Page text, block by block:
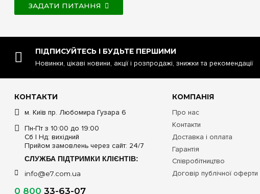
ЗАДАТИ ПИТАННЯ
ПІДПИСУЙТЕСЬ І БУДЬТЕ ПЕРШИМИ
Новинки, цікаві новини, акції і розпродажі, знижки та рекомендації
КОНТАКТИ
м. Київ пр. Любомира Гузара 6
Пн-Пт з 10:00 до 19:00
Сб | Нд: вихідний
Прийом замовлень через сайт: 24/7
СЛУЖБА ПІДТРИМКИ КЛІЄНТІВ:
info@e7.com.ua
0 800 33-63-07
КОМПАНІЯ
Про нас
Контакти
Доставка і оплата
Гарантія
Співробітництво
Договір публічної оферти